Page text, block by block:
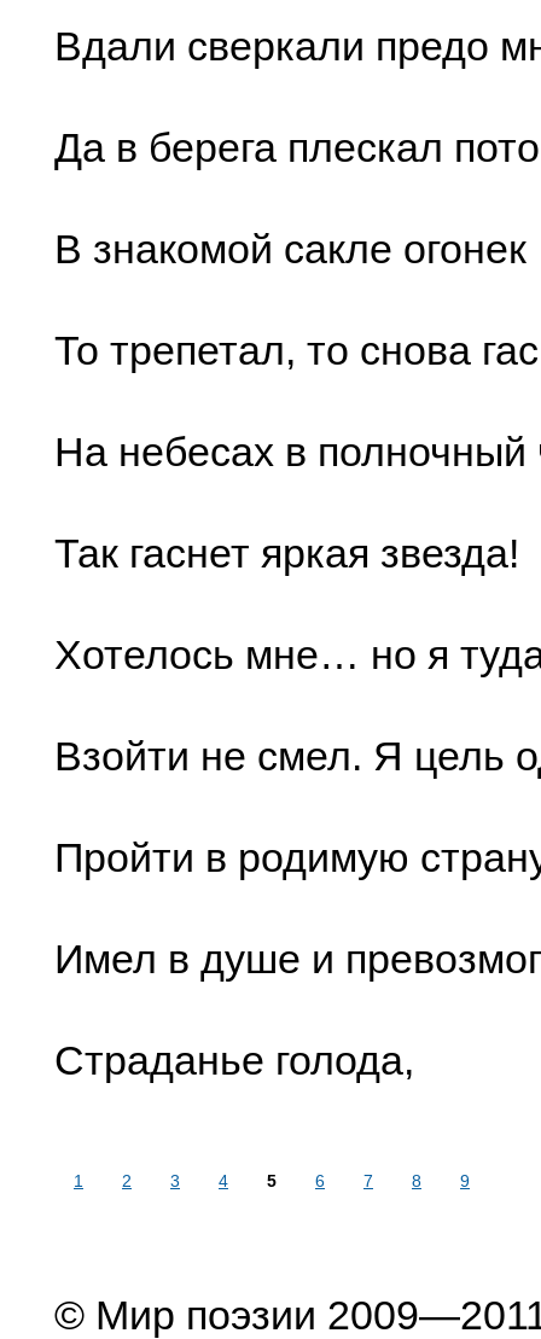
Вдали сверкали предо
Да в берега плескал
В знакомой сакле огонек
То трепетал, то снова
На небесах в полночный
Так гаснет яркая звезда!
Хотелось мне… но я
Взойти не смел. Я цель
Пройти в родимую
Имел в душе и превозмог
Страданье голода,
1 2 3 4 5 6 7 8 9
© Мир поэзии